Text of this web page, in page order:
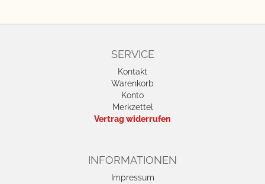
SERVICE
Kontakt
Warenkorb
Konto
Merkzettel
Vertrag widerrufen
INFORMATIONEN
Impressum